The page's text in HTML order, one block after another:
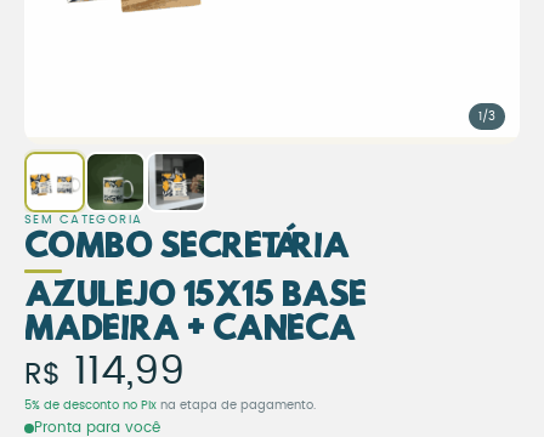
1/3
SEM CATEGORIA
Combo Secretária
Azulejo 15x15 Base
Madeira + Caneca
Combo Secretária – Azulejo
R$ 114,99
5% de desconto no Pix na etapa de pagamento.
Pronta para você